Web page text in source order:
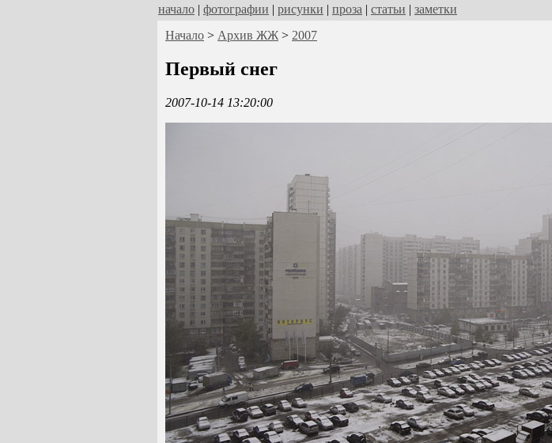
начало | фотографии | рисунки | проза | статьи | заметки
Начало > Архив ЖЖ > 2007
Первый снег
2007-10-14 13:20:00